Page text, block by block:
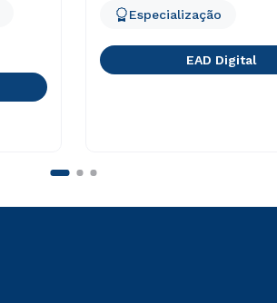
Especialização
EAD Digital